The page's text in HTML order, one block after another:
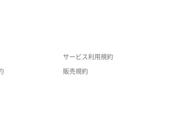
サービス利用規約
販売規約